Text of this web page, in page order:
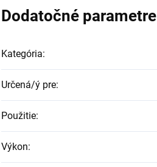
Dodatočné parametre
Kategória:
Určená/ý pre:
Použitie:
Výkon: